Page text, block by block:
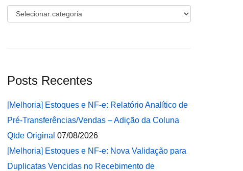
Categorias
Posts Recentes
[Melhoria] Estoques e NF-e: Relatório Analítico de
Pré-Transferências/Vendas – Adição da Coluna
Qtde Original 07/08/2026
[Melhoria] Estoques e NF-e: Nova Validação para
Duplicatas Vencidas no Recebimento de